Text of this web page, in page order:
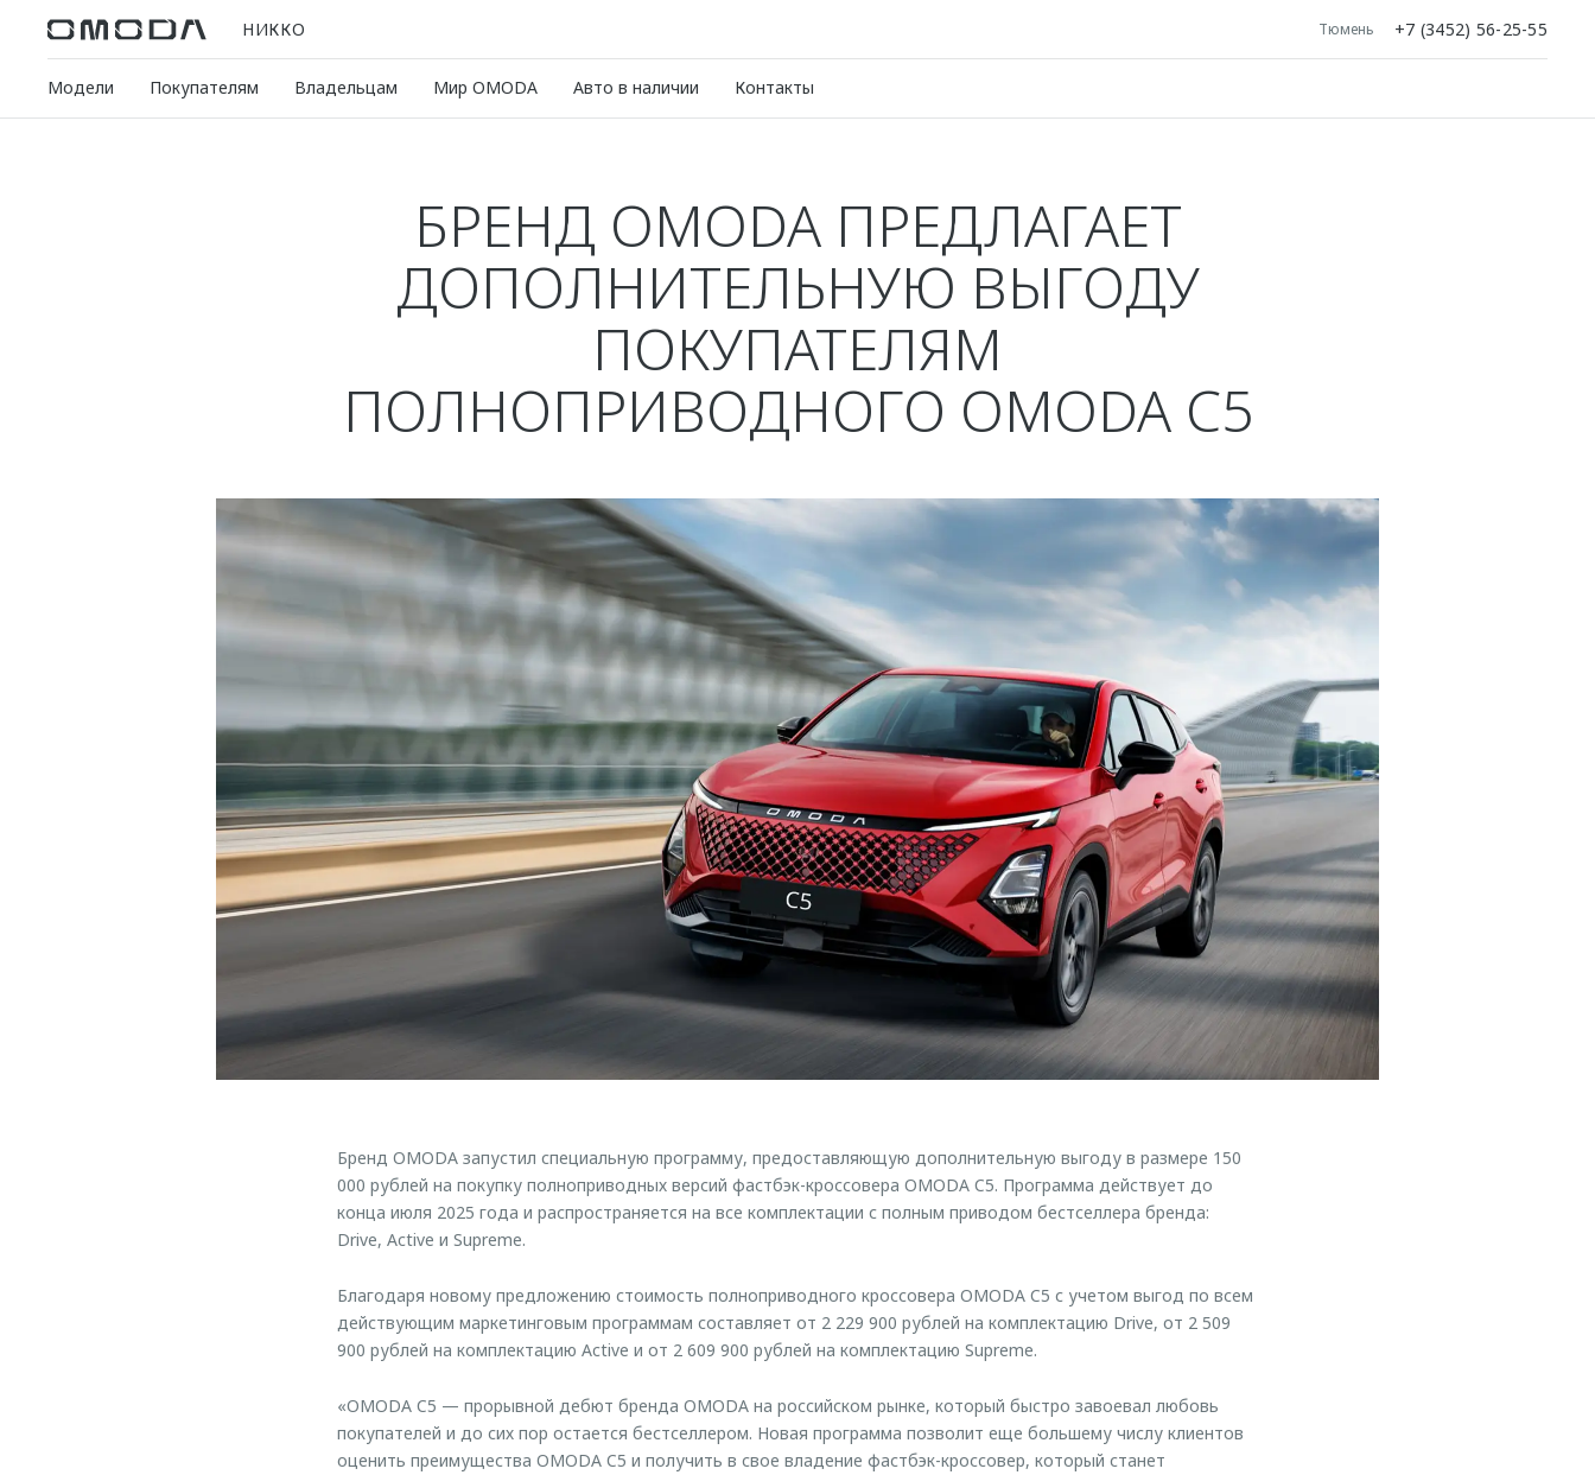
НИККО Тюмень +7 (3452) 56-25-55
Модели Покупателям Владельцам Мир OMODA Авто в наличии Контакты
БРЕНД OMODA ПРЕДЛАГАЕТ
ДОПОЛНИТЕЛЬНУЮ ВЫГОДУ
ПОКУПАТЕЛЯМ
ПОЛНОПРИВОДНОГО OMODA C5
Бренд OMODA запустил специальную программу, предоставляющую дополнительную выгоду в размере 150
000 рублей на покупку полноприводных версий фастбэк-кроссовера OMODA C5. Программа действует до
конца июля 2025 года и распространяется на все комплектации с полным приводом бестселлера бренда:
Drive, Active и Supreme.
Благодаря новому предложению стоимость полноприводного кроссовера OMODA C5 с учетом выгод по всем
действующим маркетинговым программам составляет от 2 229 900 рублей на комплектацию Drive, от 2 509
900 рублей на комплектацию Active и от 2 609 900 рублей на комплектацию Supreme.
«OMODA C5 — прорывной дебют бренда OMODA на российском рынке, который быстро завоевал любовь
покупателей и до сих пор остается бестселлером. Новая программа позволит еще большему числу клиентов
оценить преимущества OMODA C5 и получить в свое владение фастбэк-кроссовер, который станет